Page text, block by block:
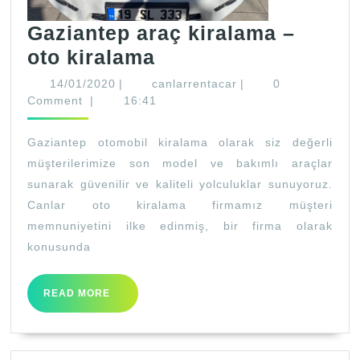
Gaziantep araç kiralama –
oto kiralama
araç
kiralama
oto
kiralama
14/01/202014/01/2020
| canlarrentacar canlarrentacar
|
0
Comment
| 16:41
Gaziantep otomobil kiralama olarak siz değerli
müşterilerimize son model ve bakımlı araçlar
sunarak güvenilir ve kaliteli yolculuklar sunuyoruz.
Canlar oto kiralama firmamız müşteri
memnuniyetini ilke edinmiş, bir firma olarak
konusunda
READ MORE
READ
MORE